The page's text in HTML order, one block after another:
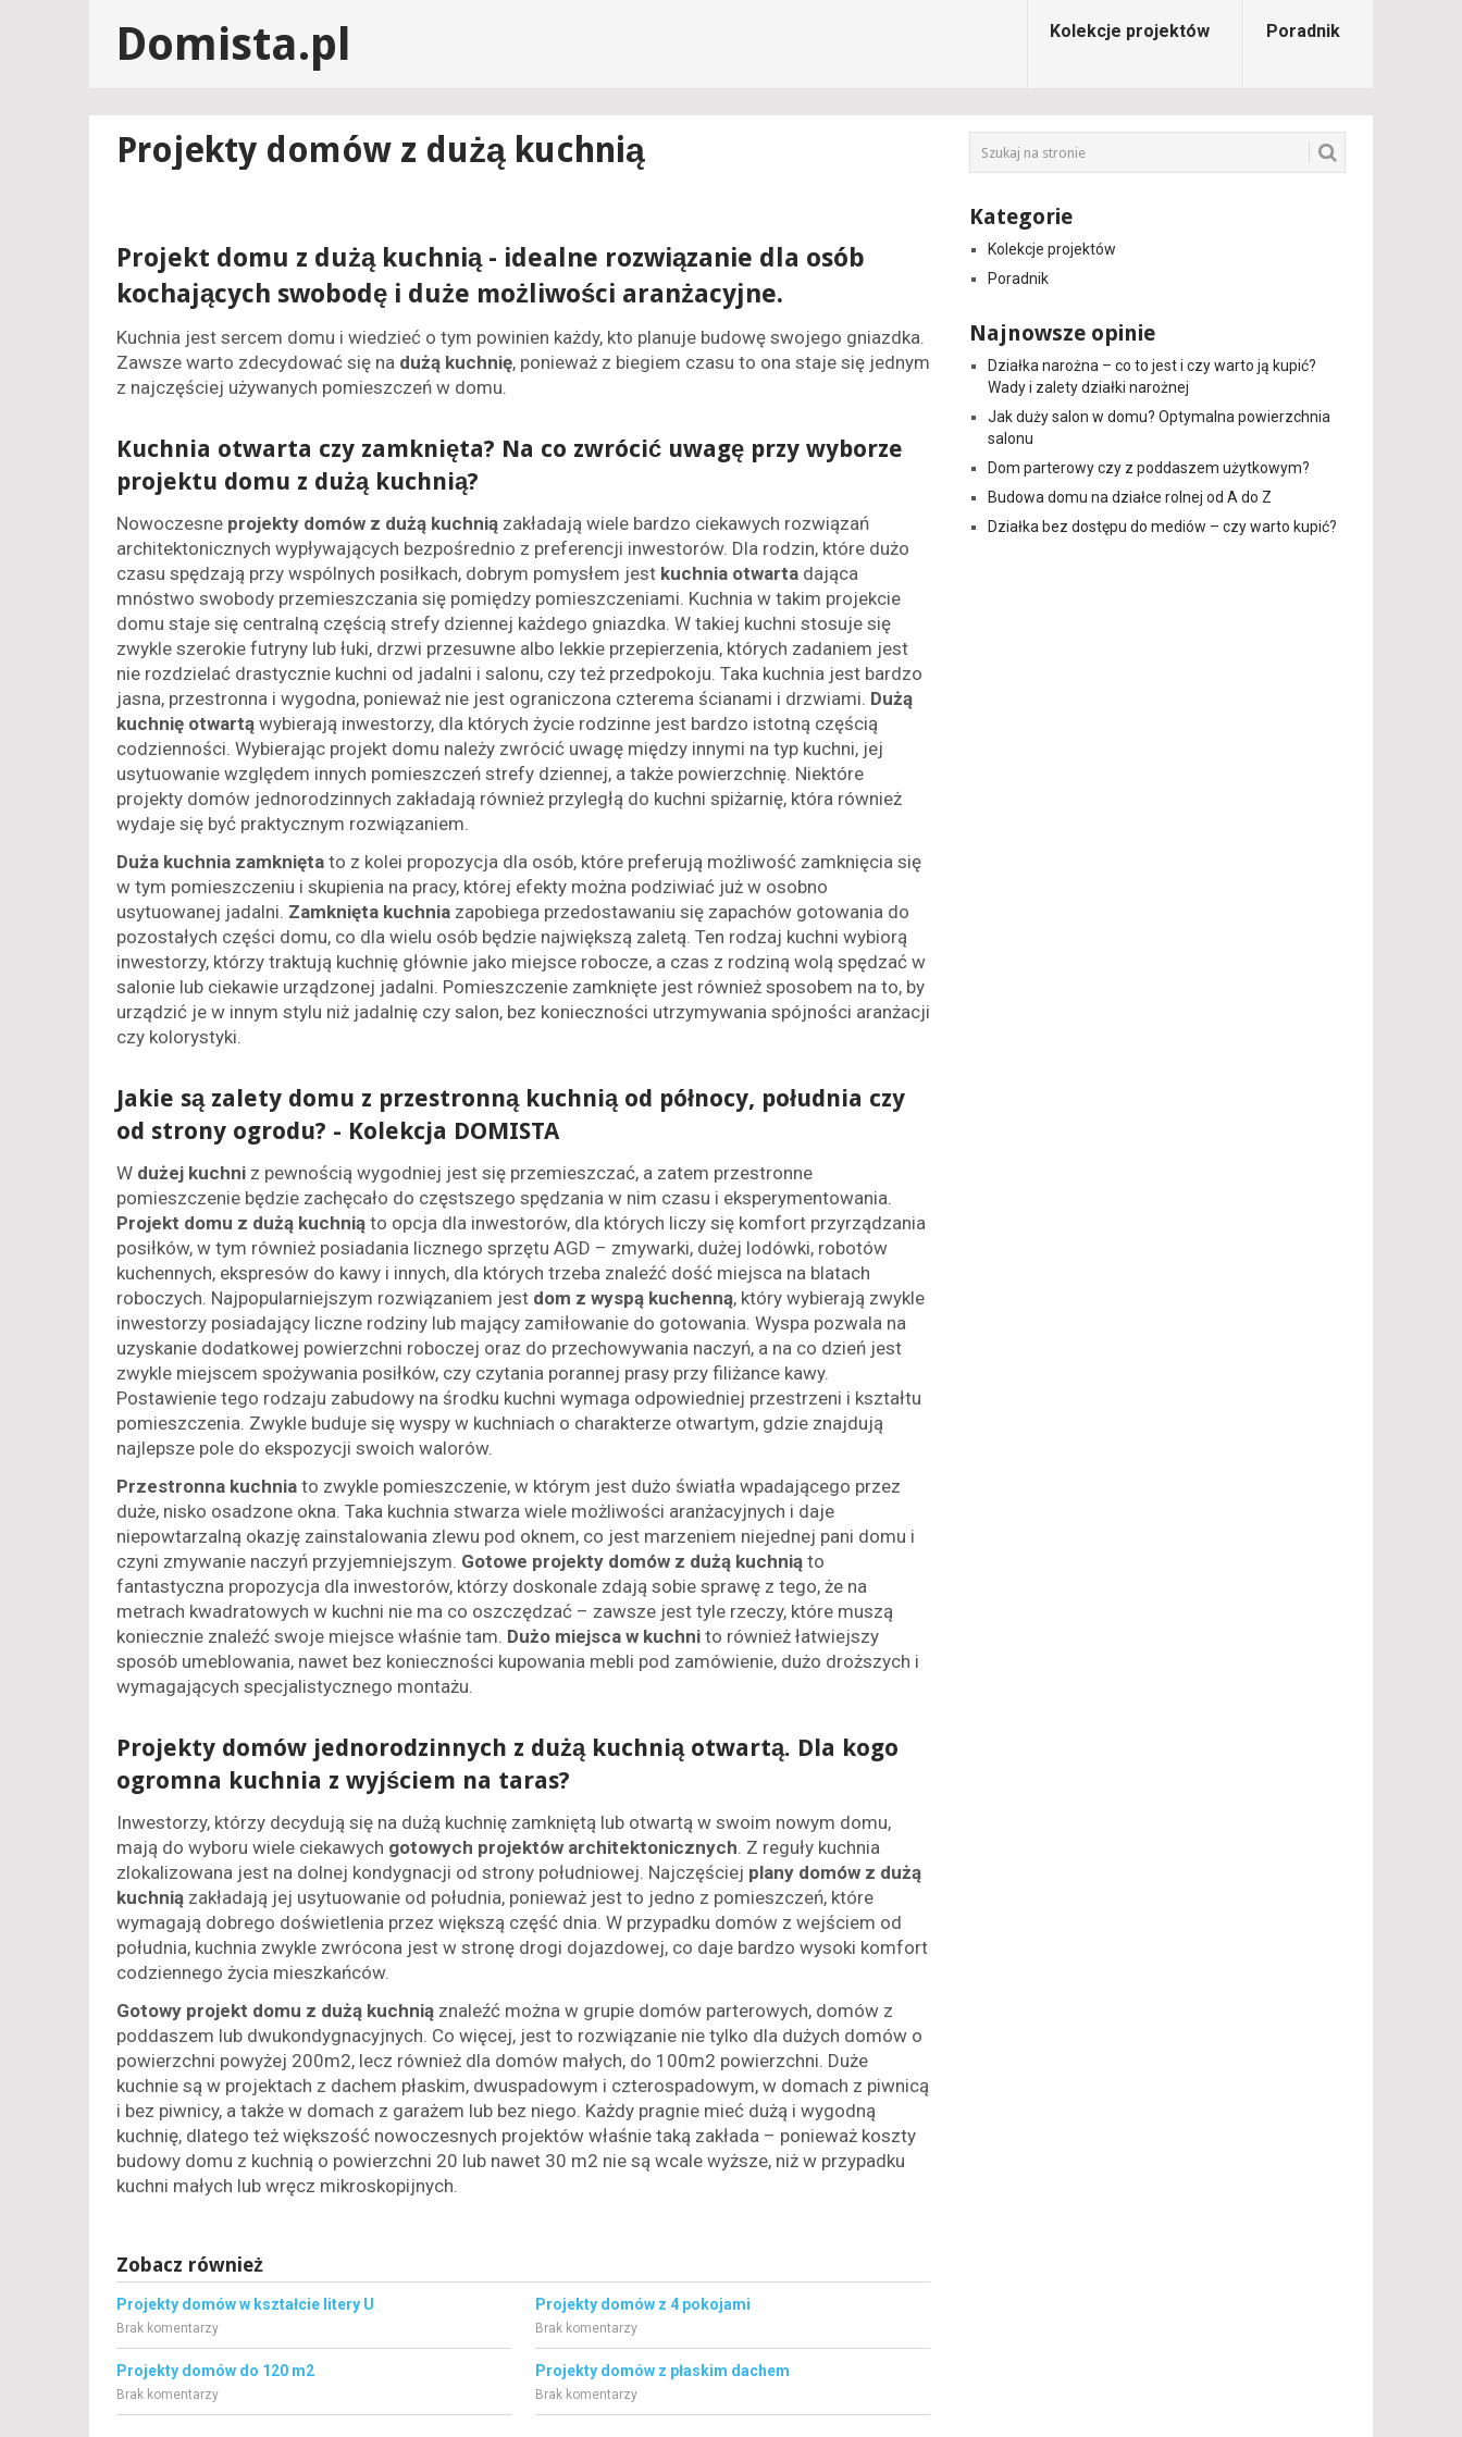
Domista.pl Kolekcje projektów Poradnik
Projekty domów z dużą kuchnią
Projekt domu z dużą kuchnią - idealne rozwiązanie dla osób
kochających swobodę i duże możliwości aranżacyjne.
Kuchnia jest sercem domu i wiedzieć o tym powinien każdy, kto planuje budowę swojego gniazdka.
Zawsze warto zdecydować się na dużą kuchnię, ponieważ z biegiem czasu to ona staje się jednym
z najczęściej używanych pomieszczeń w domu.
Kuchnia otwarta czy zamknięta? Na co zwrócić uwagę przy wyborze
projektu domu z dużą kuchnią?
Nowoczesne projekty domów z dużą kuchnią zakładają wiele bardzo ciekawych rozwiązań
architektonicznych wypływających bezpośrednio z preferencji inwestorów. Dla rodzin, które dużo
czasu spędzają przy wspólnych posiłkach, dobrym pomysłem jest kuchnia otwarta dająca
mnóstwo swobody przemieszczania się pomiędzy pomieszczeniami. Kuchnia w takim projekcie
domu staje się centralną częścią strefy dziennej każdego gniazdka. W takiej kuchni stosuje się
zwykle szerokie futryny lub łuki, drzwi przesuwne albo lekkie przepierzenia, których zadaniem jest
nie rozdzielać drastycznie kuchni od jadalni i salonu, czy też przedpokoju. Taka kuchnia jest bardzo
jasna, przestronna i wygodna, ponieważ nie jest ograniczona czterema ścianami i drzwiami. Dużą
kuchnię otwartą wybierają inwestorzy, dla których życie rodzinne jest bardzo istotną częścią
codzienności. Wybierając projekt domu należy zwrócić uwagę między innymi na typ kuchni, jej
usytuowanie względem innych pomieszczeń strefy dziennej, a także powierzchnię. Niektóre
projekty domów jednorodzinnych zakładają również przyległą do kuchni spiżarnię, która również
wydaje się być praktycznym rozwiązaniem.
Duża kuchnia zamknięta to z kolei propozycja dla osób, które preferują możliwość zamknięcia się
w tym pomieszczeniu i skupienia na pracy, której efekty można podziwiać już w osobno
usytuowanej jadalni. Zamknięta kuchnia zapobiega przedostawaniu się zapachów gotowania do
pozostałych części domu, co dla wielu osób będzie największą zaletą. Ten rodzaj kuchni wybiorą
inwestorzy, którzy traktują kuchnię głównie jako miejsce robocze, a czas z rodziną wolą spędzać w
salonie lub ciekawie urządzonej jadalni. Pomieszczenie zamknięte jest również sposobem na to, by
urządzić je w innym stylu niż jadalnię czy salon, bez konieczności utrzymywania spójności aranżacji
czy kolorystyki.
Jakie są zalety domu z przestronną kuchnią od północy, południa czy
od strony ogrodu? - Kolekcja DOMISTA
W dużej kuchni z pewnością wygodniej jest się przemieszczać, a zatem przestronne
pomieszczenie będzie zachęcało do częstszego spędzania w nim czasu i eksperymentowania.
Projekt domu z dużą kuchnią to opcja dla inwestorów, dla których liczy się komfort przyrządzania
posiłków, w tym również posiadania licznego sprzętu AGD – zmywarki, dużej lodówki, robotów
kuchennych, ekspresów do kawy i innych, dla których trzeba znaleźć dość miejsca na blatach
roboczych. Najpopularniejszym rozwiązaniem jest dom z wyspą kuchenną, który wybierają zwykle
inwestorzy posiadający liczne rodziny lub mający zamiłowanie do gotowania. Wyspa pozwala na
uzyskanie dodatkowej powierzchni roboczej oraz do przechowywania naczyń, a na co dzień jest
zwykle miejscem spożywania posiłków, czy czytania porannej prasy przy filiżance kawy.
Postawienie tego rodzaju zabudowy na środku kuchni wymaga odpowiedniej przestrzeni i kształtu
pomieszczenia. Zwykle buduje się wyspy w kuchniach o charakterze otwartym, gdzie znajdują
najlepsze pole do ekspozycji swoich walorów.
Przestronna kuchnia to zwykle pomieszczenie, w którym jest dużo światła wpadającego przez
duże, nisko osadzone okna. Taka kuchnia stwarza wiele możliwości aranżacyjnych i daje
niepowtarzalną okazję zainstalowania zlewu pod oknem, co jest marzeniem niejednej pani domu i
czyni zmywanie naczyń przyjemniejszym. Gotowe projekty domów z dużą kuchnią to
fantastyczna propozycja dla inwestorów, którzy doskonale zdają sobie sprawę z tego, że na
metrach kwadratowych w kuchni nie ma co oszczędzać – zawsze jest tyle rzeczy, które muszą
koniecznie znaleźć swoje miejsce właśnie tam. Dużo miejsca w kuchni to również łatwiejszy
sposób umeblowania, nawet bez konieczności kupowania mebli pod zamówienie, dużo droższych i
wymagających specjalistycznego montażu.
Projekty domów jednorodzinnych z dużą kuchnią otwartą. Dla kogo
ogromna kuchnia z wyjściem na taras?
Inwestorzy, którzy decydują się na dużą kuchnię zamkniętą lub otwartą w swoim nowym domu,
mają do wyboru wiele ciekawych gotowych projektów architektonicznych. Z reguły kuchnia
zlokalizowana jest na dolnej kondygnacji od strony południowej. Najczęściej plany domów z dużą
kuchnią zakładają jej usytuowanie od południa, ponieważ jest to jedno z pomieszczeń, które
wymagają dobrego doświetlenia przez większą część dnia. W przypadku domów z wejściem od
południa, kuchnia zwykle zwrócona jest w stronę drogi dojazdowej, co daje bardzo wysoki komfort
codziennego życia mieszkańców.
Gotowy projekt domu z dużą kuchnią znaleźć można w grupie domów parterowych, domów z
poddaszem lub dwukondygnacyjnych. Co więcej, jest to rozwiązanie nie tylko dla dużych domów o
powierzchni powyżej 200m2, lecz również dla domów małych, do 100m2 powierzchni. Duże
kuchnie są w projektach z dachem płaskim, dwuspadowym i czterospadowym, w domach z piwnicą
i bez piwnicy, a także w domach z garażem lub bez niego. Każdy pragnie mieć dużą i wygodną
kuchnię, dlatego też większość nowoczesnych projektów właśnie taką zakłada – ponieważ koszty
budowy domu z kuchnią o powierzchni 20 lub nawet 30 m2 nie są wcale wyższe, niż w przypadku
kuchni małych lub wręcz mikroskopijnych.
Zobacz również
Projekty domów w kształcie litery U
Brak komentarzy
Projekty domów z 4 pokojami
Brak komentarzy
Projekty domów do 120 m2
Brak komentarzy
Projekty domów z płaskim dachem
Brak komentarzy
Kategorie
Kolekcje projektów
Poradnik
Najnowsze opinie
Działka narożna – co to jest i czy warto ją kupić?
Wady i zalety działki narożnej
Jak duży salon w domu? Optymalna powierzchnia
salonu
Dom parterowy czy z poddaszem użytkowym?
Budowa domu na działce rolnej od A do Z
Działka bez dostępu do mediów – czy warto kupić?